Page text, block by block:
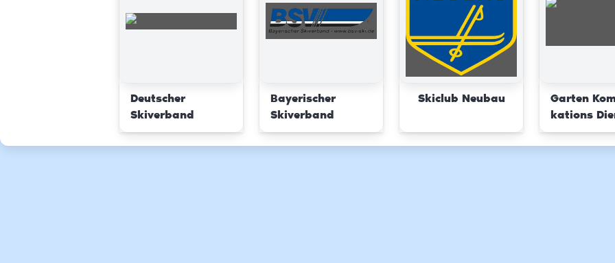
Deutscher
Skiverband
Bayerischer
Skiverband
Skiclub Neubau
Garten
kations